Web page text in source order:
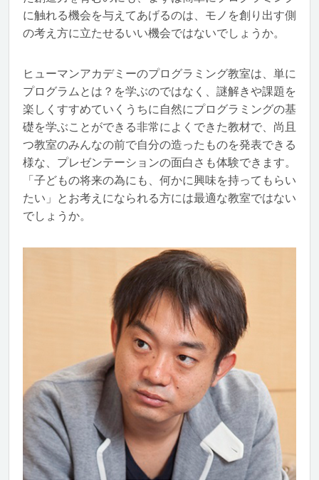
に触れる機会を与えてあげるのは、モノを創り出す側
の考え方に立たせるいい機会ではないでしょうか。
ヒューマンアカデミーのプログラミング教室は、単に
プログラムとは？を学ぶのではなく、謎解きや課題を
楽しくすすめていくうちに自然にプログラミングの基
礎を学ぶことができる非常によくできた教材で、尚且
つ教室のみんなの前で自分の造ったものを発表できる
様な、プレゼンテーションの面白さも体験できます。
「子どもの将来の為にも、何かに興味を持ってもらい
たい」とお考えになられる方には最適な教室ではない
でしょうか。